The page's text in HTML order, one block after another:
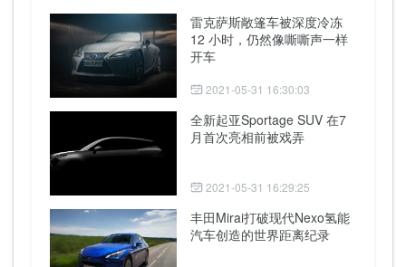
雷克萨斯敞篷车被深度冷冻
12 小时，仍然像嘶嘶声一样
开车
2021-05-31 16:30:03
全新起亚Sportage SUV 在7
月首次亮相前被戏弄
2021-05-31 16:29:25
丰田Mirai打破现代Nexo氢能
汽车创造的世界距离纪录